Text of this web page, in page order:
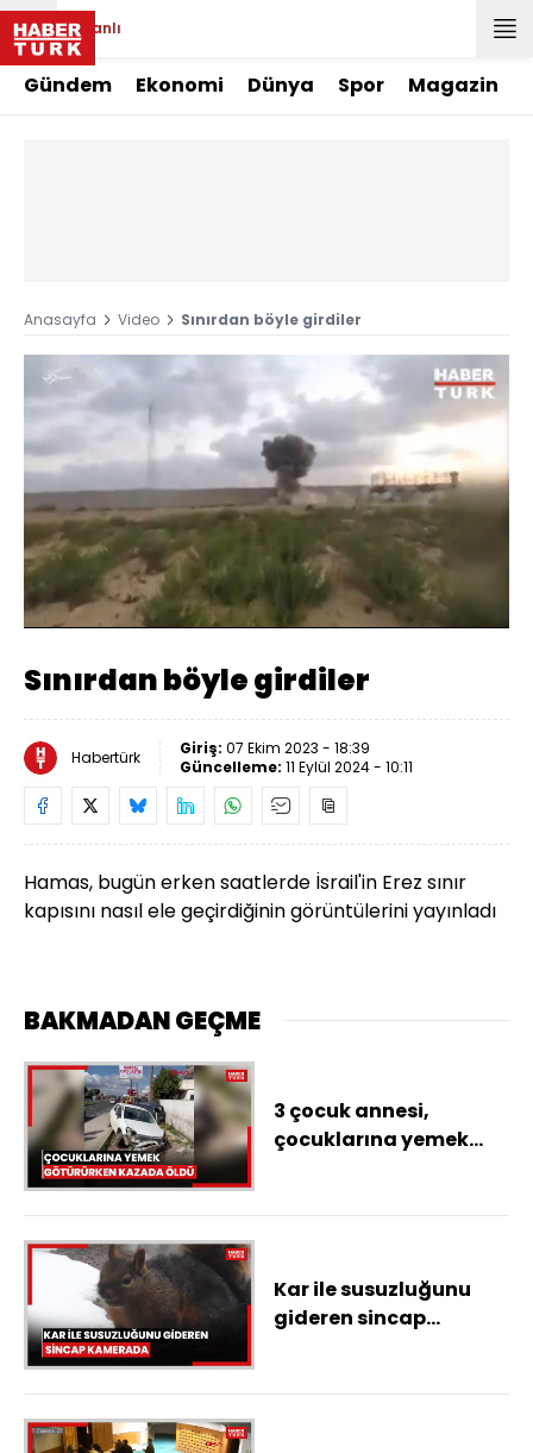
Canlı
Gündem Ekonomi Dünya Spor Magazin
Anasayfa Video Sınırdan böyle girdiler
Sesi
Aç
Yüklendi :
53.05%
Oynatma
Hızı
Sınırdan böyle girdiler
Habertürk Giriş: 07 Ekim 2023 - 18:39
Güncelleme: 11 Eylül 2024 - 10:11
Hamas, bugün erken saatlerde İsrail'in Erez sınır
kapısını nasıl ele geçirdiğinin görüntülerini yayınladı
BAKMADAN GEÇME
3 çocuk annesi,
çocuklarına yemek
Kar ile susuzluğunu
gideren sincap